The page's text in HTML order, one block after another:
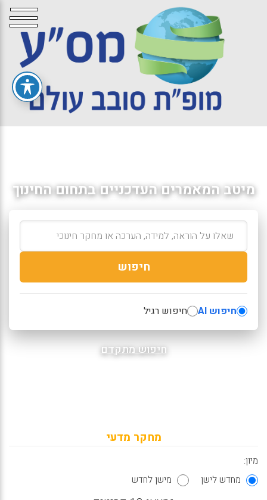
מיטב המאמרים העדכניים בתחום החינוך
חיפוש
חיפוש AI חיפוש רגיל
חיפוש מתקדם
מחקר מדעי
מיון:
מחדש לישן
מישן לחדש